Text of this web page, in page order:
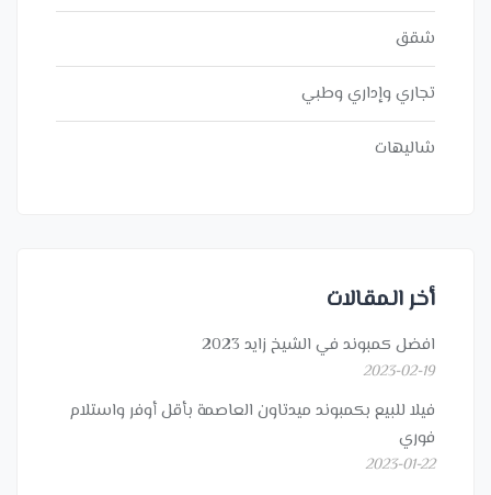
شقق
تجاري وإداري وطبي
شاليهات
أخر المقالات
افضل كمبوند في الشيخ زايد 2023
2023-02-19
فيلا للبيع بكمبوند ميدتاون العاصمة بأقل أوفر واستلام
فوري
2023-01-22